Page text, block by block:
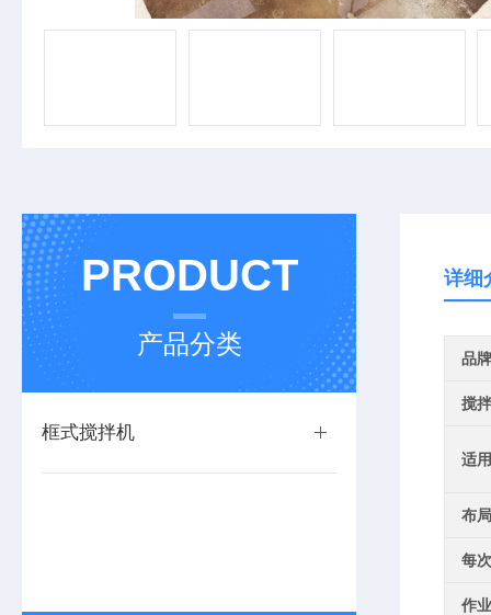
PRODUCT
产品分类
框式搅拌机
详细
品牌
搅
适
布
每
作